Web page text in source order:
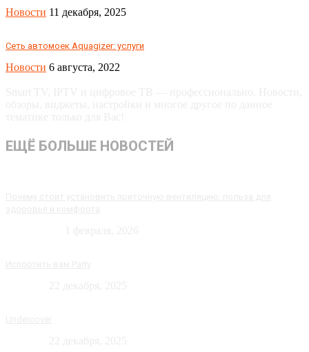
Новости 11 декабря, 2025
Сеть автомоек Aquagizer: услуги
Новости 6 августа, 2022
ЕЩЁ БОЛЬШЕ НОВОСТЕЙ